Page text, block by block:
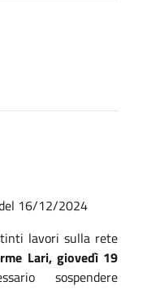
16/12/2024
lavori sulla rete
Lari, giovedì 19
sospendere